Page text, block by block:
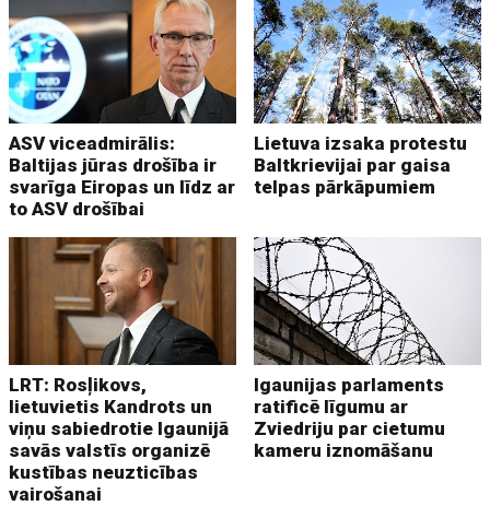
ASV viceadmirālis:
Baltijas jūras drošība ir
svarīga Eiropas un līdz ar
to ASV drošībai
Lietuva izsaka protestu
Baltkrievijai par gaisa
telpas pārkāpumiem
LRT: Rosļikovs,
lietuvietis Kandrots un
viņu sabiedrotie Igaunijā
savās valstīs organizē
kustības neuzticības
vairošanai
Igaunijas parlaments
ratificē līgumu ar
Zviedriju par cietumu
kameru iznomāšanu